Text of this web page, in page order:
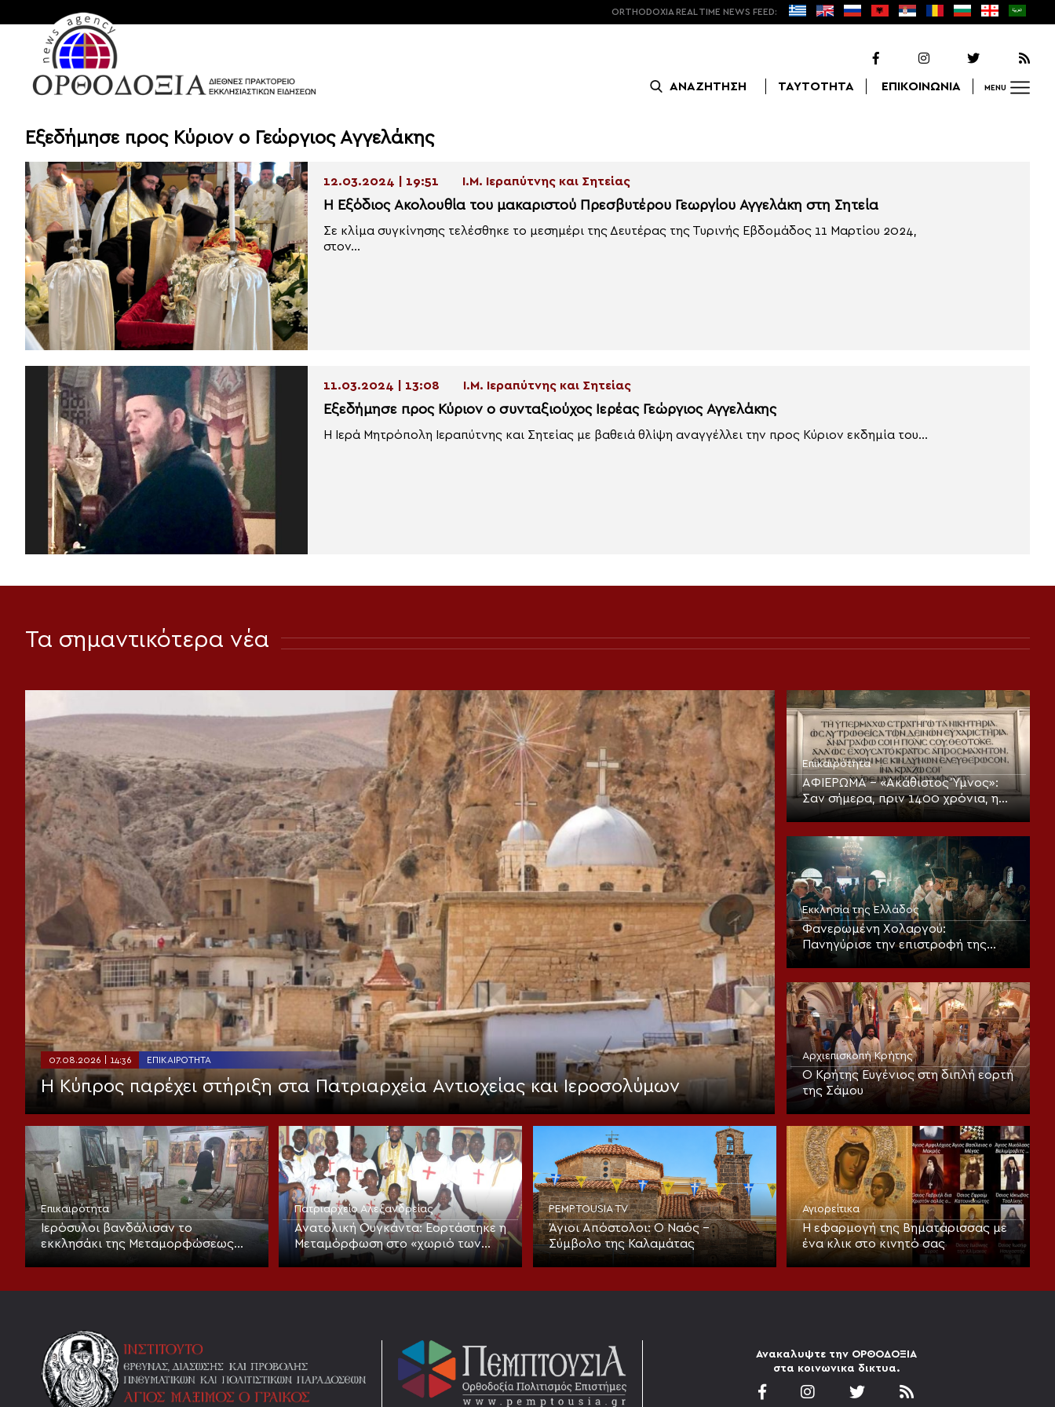
ORTHODOXIA REAL TIME NEWS FEED:
ΑΝΑΖΗΤΗΣΗ ΤΑΥΤΟΤΗΤΑ ΕΠΙΚΟΙΝΩΝΙΑ MENU
Εξεδήμησε προς Κύριον ο Γεώργιος Αγγελάκης
12.03.2024 | 19:51 Ι.Μ. Ιεραπύτνης και Σητείας
Η Εξόδιος Ακολουθία του μακαριστού Πρεσβυτέρου Γεωργίου Αγγελάκη στη Σητεία
Σε κλίμα συγκίνησης τελέσθηκε το μεσημέρι της Δευτέρας της Τυρινής Εβδομάδος 11 Μαρτίου 2024,
στον...
11.03.2024 | 13:08 Ι.Μ. Ιεραπύτνης και Σητείας
Εξεδήμησε προς Κύριον ο συνταξιούχος Ιερέας Γεώργιος Αγγελάκης
Η Ιερά Μητρόπολη Ιεραπύτνης και Σητείας με βαθειά θλίψη αναγγέλλει την προς Κύριον εκδημία του...
Τα σημαντικότερα νέα
07.08.2026 | 14:36 ΕΠΙΚΑΙΡΌΤΗΤΑ
Η Κύπρος παρέχει στήριξη στα Πατριαρχεία Αντιοχείας και Ιεροσολύμων
Επικαιρότητα
ΑΦΙΕΡΩΜΑ – «Ακάθιστος Ύμνος»:
Σαν σήμερα, πριν 1400 χρόνια, η
πρώτη ψαλμώδηση της
Εκκλησίας
Εκκλησία της Ελλάδος
Φανερωμένη Χολαργού:
Πανηγύρισε την επιστροφή της
παλαιάς ιεράς Λειψανοθήκης –
Επισκόπου Χριστουπόλεως
Αρχιεπισκοπή Κρήτης
Ο Κρήτης Ευγένιος στη διπλή εορτή
της Σάμου
Επικαιρότητα
Ιερόσυλοι βανδάλισαν το
εκκλησάκι της Μεταμορφώσεως
Πατριαρχείο Αλεξανδρείας
Ανατολική Ουγκάντα: Εορτάστηκε η
Μεταμόρφωση στο «χωριό των
Λαρισαίων» με νέα ομαδική
PEMPTOUSIA TV
Άγιοι Απόστολοι: Ο Ναός –
Σύμβολο της Καλαμάτας
Αγιορείτικα
Η εφαρμογή της Βηματάρισσας με
ένα κλικ στο κινητό σας
Ανακαλυψτε την ΟΡΘΟΔΟΞΙΑ
στα κοινωνικα δικτυα.